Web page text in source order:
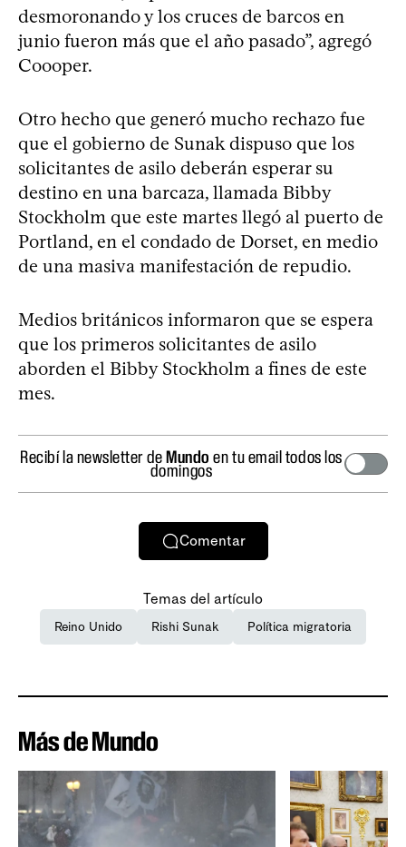
desmoronando y los cruces de barcos en
junio fueron más que el año pasado”, agregó
Coooper.
Otro hecho que generó mucho rechazo fue
que el gobierno de Sunak dispuso que los
solicitantes de asilo deberán esperar su
destino en una barcaza, llamada Bibby
Stockholm que este martes llegó al puerto de
Portland, en el condado de Dorset, en medio
de una masiva manifestación de repudio.
Medios británicos informaron que se espera
que los primeros solicitantes de asilo
aborden el Bibby Stockholm a fines de este
mes.
Recibí la newsletter deMundo en tu email todos los
domingos
Comentar
Temas del artículo
Reino Unido Rishi Sunak Política migratoria
Más de Mundo